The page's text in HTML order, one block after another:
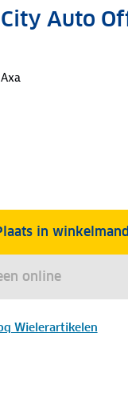
Auto
in winkelmand
online
Wielerartikelen